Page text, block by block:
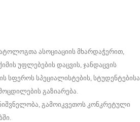
ასოციაციის მხარდაჭერით,
უფლებების დაცვის, ჯანდაცვის
სფეროს სპეციალისტების, სტუდენტებისა
გაზიარება.
გამოიკვეთოს კონკრეტული